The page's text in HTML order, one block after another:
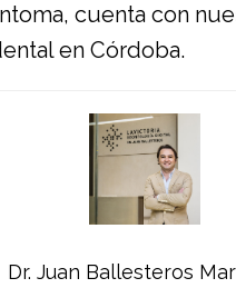
cuenta con
en Córdoba.
Dr. Juan Ballesteros